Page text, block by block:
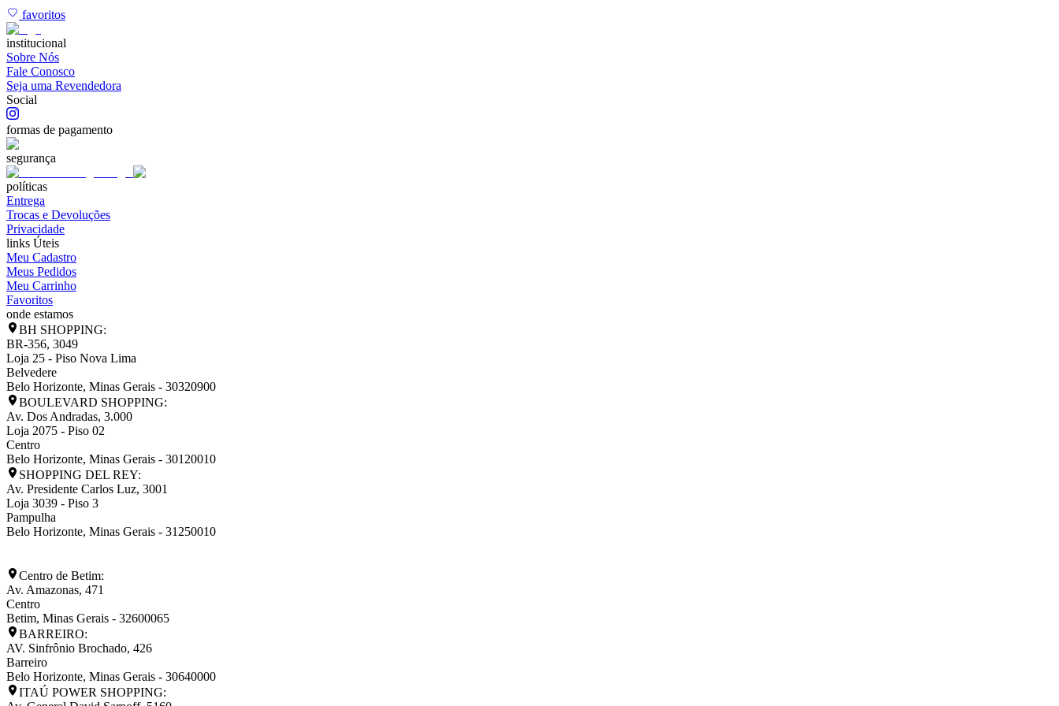
favoritos
institucional
Sobre Nós
Fale Conosco
Seja uma Revendedora
Social
formas de pagamento
segurança
políticas
Entrega
Trocas e Devoluções
Privacidade
links Úteis
Meu Cadastro
Meus Pedidos
Meu Carrinho
Favoritos
onde estamos
BH SHOPPING:
BR-356, 3049
Loja 25 - Piso Nova Lima
Belvedere
Belo Horizonte, Minas Gerais - 30320900
BOULEVARD SHOPPING:
Av. Dos Andradas, 3.000
Loja 2075 - Piso 02
Centro
Belo Horizonte, Minas Gerais - 30120010
SHOPPING DEL REY:
Av. Presidente Carlos Luz, 3001
Loja 3039 - Piso 3
Pampulha
Belo Horizonte, Minas Gerais - 31250010
Centro de Betim:
Av. Amazonas, 471
Centro
Betim, Minas Gerais - 32600065
BARREIRO:
AV. Sinfrônio Brochado, 426
Barreiro
Belo Horizonte, Minas Gerais - 30640000
ITAÚ POWER SHOPPING: